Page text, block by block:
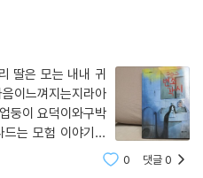
지 못하고 숨겨 두었던 응어리를
니다. 그러면서 요덕이를 자기 자
응어리를 녹여 낼 따뜻한 기회를
이승과 저승을 넘나드는 특별한 모
, 아이들도 『변소각시』를 통해 마
하게 마주하고 자기만의 답을 찾는
딸은 모는 내내 귀
이느껴지는지라아
둥이 요덕이와구박
는 모험 이야기를
의 사랑 그리고아이
0 댓글0